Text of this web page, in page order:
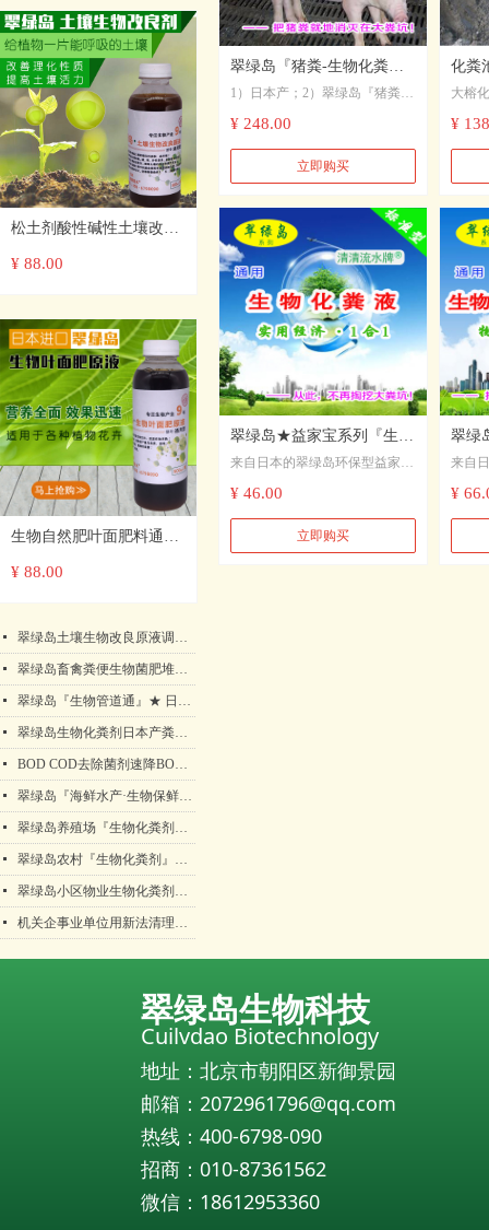
松土剂酸性碱性土壤改良
原液免深耕调节板结疏松
¥ 88.00
生物自然肥叶面肥料通用
型蔬菜草莓花卉果树农用
¥ 88.00
넷 翠绿岛土壤生物改良原液调理改良剂盐碱地抗重茬酸碱性板结日本产
넷 翠绿岛畜禽粪便生物菌肥堆肥发酵剂★提高农作物产量和品质
넷 翠绿岛『生物管道通』★ 日本产生物法管道疏通保持包邮！
넷 翠绿岛生物化粪剂日本产粪便分解降解处理好帮手！
넷 BOD COD去除菌剂速降BOD COD污水处理垃圾渗滤液化工废水生物菌剂
넷 翠绿岛『海鲜水产·生物保鲜活剂』★日本产生物保鲜活剂
넷 翠绿岛养殖场『生物化粪剂』★ 日本产粪便分解降化解处理产品
넷 翠绿岛农村『生物化粪剂』日本产粪便分解降化解处理产品化粪池清理化粪池清掏化粪池清理方案生物有益菌翠绿岛
넷 翠绿岛小区物业生物化粪剂日本粪便分解降化解处理产品化粪池清理化粪池清掏化粪池清理方案生物有益菌翠绿岛
넷 机关企事业单位用新法清理化粪池，解放双手
翠绿岛『猪粪-生物化粪除
臭味驱蝇原液』★3合1粪便
分降解产品!
1）日本产；2）翠绿岛『猪粪
尿-生物化粪除臭味原液』、分
降解、化解猪粪便；4）有效消
除猪粪尿恶臭味；5）降低猪粪
环境污染，化解粪便处理难题！
7）营造良好的工作环境和生态
环境；8）和谐周边邻里关系！
9）请记住是翠绿岛子哦！
¥ 248.00
立即购买
化粪
置生
日本
大榕
物化
在液
化粪
菌周
延长
¥
翠绿岛★益家宝系列『生物
化粪液』化粪池处理家用蹲
坑粪便处理
来自日本的翠绿岛环保型益家宝
系列『生物化粪液（1合1·
效地分解、降解化粪池/粪池/大
粪坑里的人畜兽禽粪便等排泄
¥ 46.00
立即购买
翠绿
化粪
便油
来自
系列
解化
¥
翠绿岛生物科技
Cuilvdao Biotechnology
地址：北京市朝阳区新御景园
邮箱：2072961796@qq.com
热线：400-6798-090
招商：010-87361562
微信：18612953360